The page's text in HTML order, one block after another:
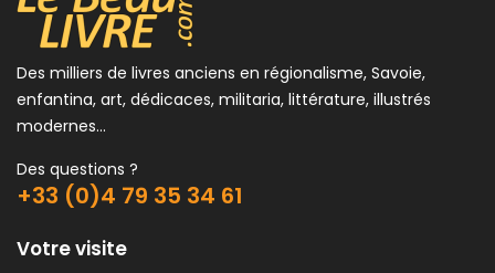
Des milliers de livres anciens en régionalisme, Savoie,
enfantina, art, dédicaces, militaria, littérature, illustrés
modernes...
Des questions ?
+33 (0)4 79 35 34 61
Votre visite